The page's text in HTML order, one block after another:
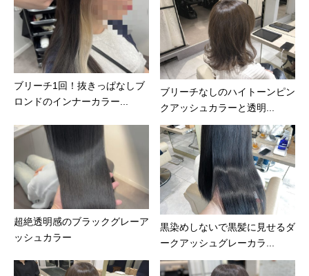
ブリーチ1回！抜きっぱなしブ
ロンドのインナーカラー...
ブリーチなしのハイトーンピン
クアッシュカラーと透明...
超絶透明感のブラックグレーア
ッシュカラー
黒染めしないで黒髪に見せるダ
ークアッシュグレーカラ...